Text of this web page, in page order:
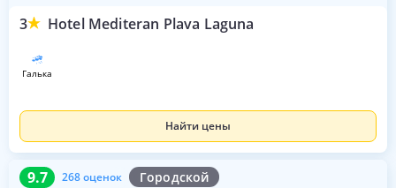
3 Hotel Mediteran Plava Laguna
галька
Найти цены
9.7 268 оценок Городской
9.7 268 оценок